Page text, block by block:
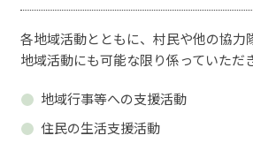
各地域活動とともに、村民や他の協力
地域活動にも可能な限り係っていただ
地域行事等への支援活動
住民の生活支援活動